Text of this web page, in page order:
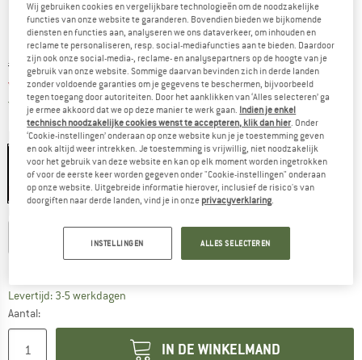
Oorspronkelijke prijs :
€ 109,95
Prijs:
vanaf€76,97 incl. BTW
Gratis verzending(NL) Nederland. Informatie over de
Kleur:Chateau Gray
-30% -30%
L XXL 3XL
Levertijd: 3-5 werkdagen
Aantal:
IN DE WINKELMAND
Wij gebruiken cookies en vergelijkbare technologieën om de noodzakelijke
functies van onze website te garanderen. Bovendien bieden we bijkomende
diensten en functies aan, analyseren we ons dataverkeer, om inhouden en
reclame te personaliseren, resp. social-mediafuncties aan te bieden. Daardoor
zijn ook onze social-media-, reclame- en analysepartners op de hoogte van je
gebruik van onze website. Sommige daarvan bevinden zich in derde landen
zonder voldoende garanties om je gegevens te beschermen, bijvoorbeeld
tegen toegang door autoriteiten. Door het aanklikken van ‘Alles selecteren’ ga
je ermee akkoord dat we op deze manier te werk gaan. Indien je enkel
technisch noodzakelijke cookies wenst te accepteren, klik dan hier. Onder
‘Cookie-instellingen’ onderaan op onze website kun je je toestemming geven
en ook altijd weer intrekken. Je toestemming is vrijwillig, niet noodzakelijk
voor het gebruik van deze website en kan op elk moment worden ingetrokken
of voor de eerste keer worden gegeven onder "Cookie-instellingen" onderaan
op onze website. Uitgebreide informatie hierover, inclusief de risico's van
doorgiften naar derde landen, vind je in onze privacyverklaring.
INSTELLINGEN ALLES SELECTEREN